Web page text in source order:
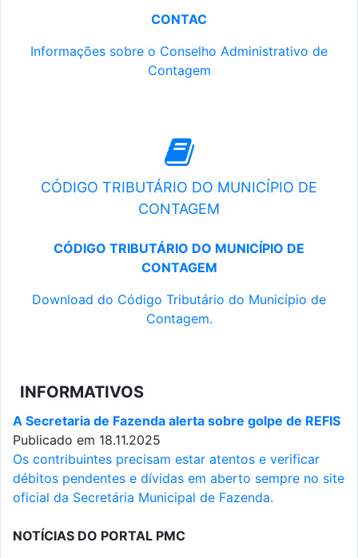
CONTAC
Informações sobre o Conselho Administrativo de
Contagem
CÓDIGO TRIBUTÁRIO DO MUNICÍPIO DE
CONTAGEM
CÓDIGO TRIBUTÁRIO DO MUNICÍPIO DE
CONTAGEM
Download do Código Tributário do Município de
Contagem.
INFORMATIVOS
A Secretaria de Fazenda alerta sobre golpe de REFIS
Publicado em 18.11.2025
Os contribuintes precisam estar atentos e verificar
débitos pendentes e dívidas em aberto sempre no site
oficial da Secretária Municipal de Fazenda.
NOTÍCIAS DO PORTAL PMC